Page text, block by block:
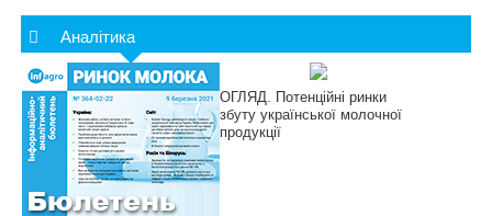
Аналітика
ОГЛЯД. Потенційні ринки
збуту української молочної
продукції